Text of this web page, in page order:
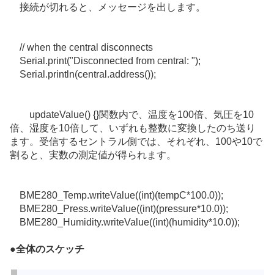
接続が切れると、メッセージを出します。
// when the central disconnects
Serial .print("Disconnected from central: ");
Serial .println(central .address());
updateValue() {}関数内で、温度を100倍、気圧を10
倍、湿度を10倍して、いずれも整数に変換したのち送り
ます。受信するセントラル側では、それぞれ、100や10で
割ると、実数の測定値が得られます。
BME280_Temp.writeValue((int)(tempC*100.0));
BME280_Press.writeValue((int)(pressure*10.0));
BME280_Humidity.writeValue((int)(humidity*10.0));
●全体のスケッチ